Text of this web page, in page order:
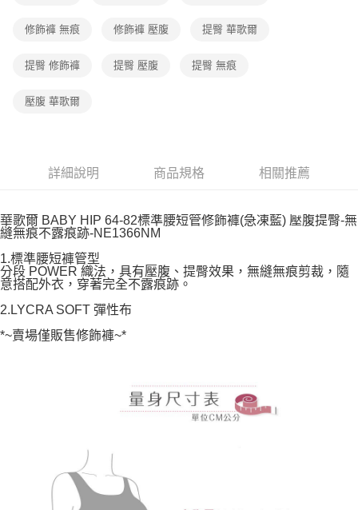
付款後7-11取貨
每筆NT$80，滿NT$1,000(含以上)免運費
每筆NT$80，滿NT$1,000(含以上)免運費
每筆NT$80，滿NT$1,000(含以上)免運費
修飾褲 無痕 修飾褲 壓腹 提臀 華歌爾
提臀 修飾褲 提臀 壓腹 提臀 無痕
壓腹 華歌爾
詳細說明 商品規格 相關推薦
華歌爾 BABY HIP 64-82標準腰短管修飾褲(急凍藍) 壓腹提臀-無
縫無痕不露痕跡-NE1366NM
1.標準腰短褲管型
分段 POWER 織法，具有壓腹、提臀效果，無縫無痕剪裁，隨
意搭配外衣，穿著完全不露痕跡。
2.LYCRA SOFT 彈性布
*~賣場僅販售修飾褲~*